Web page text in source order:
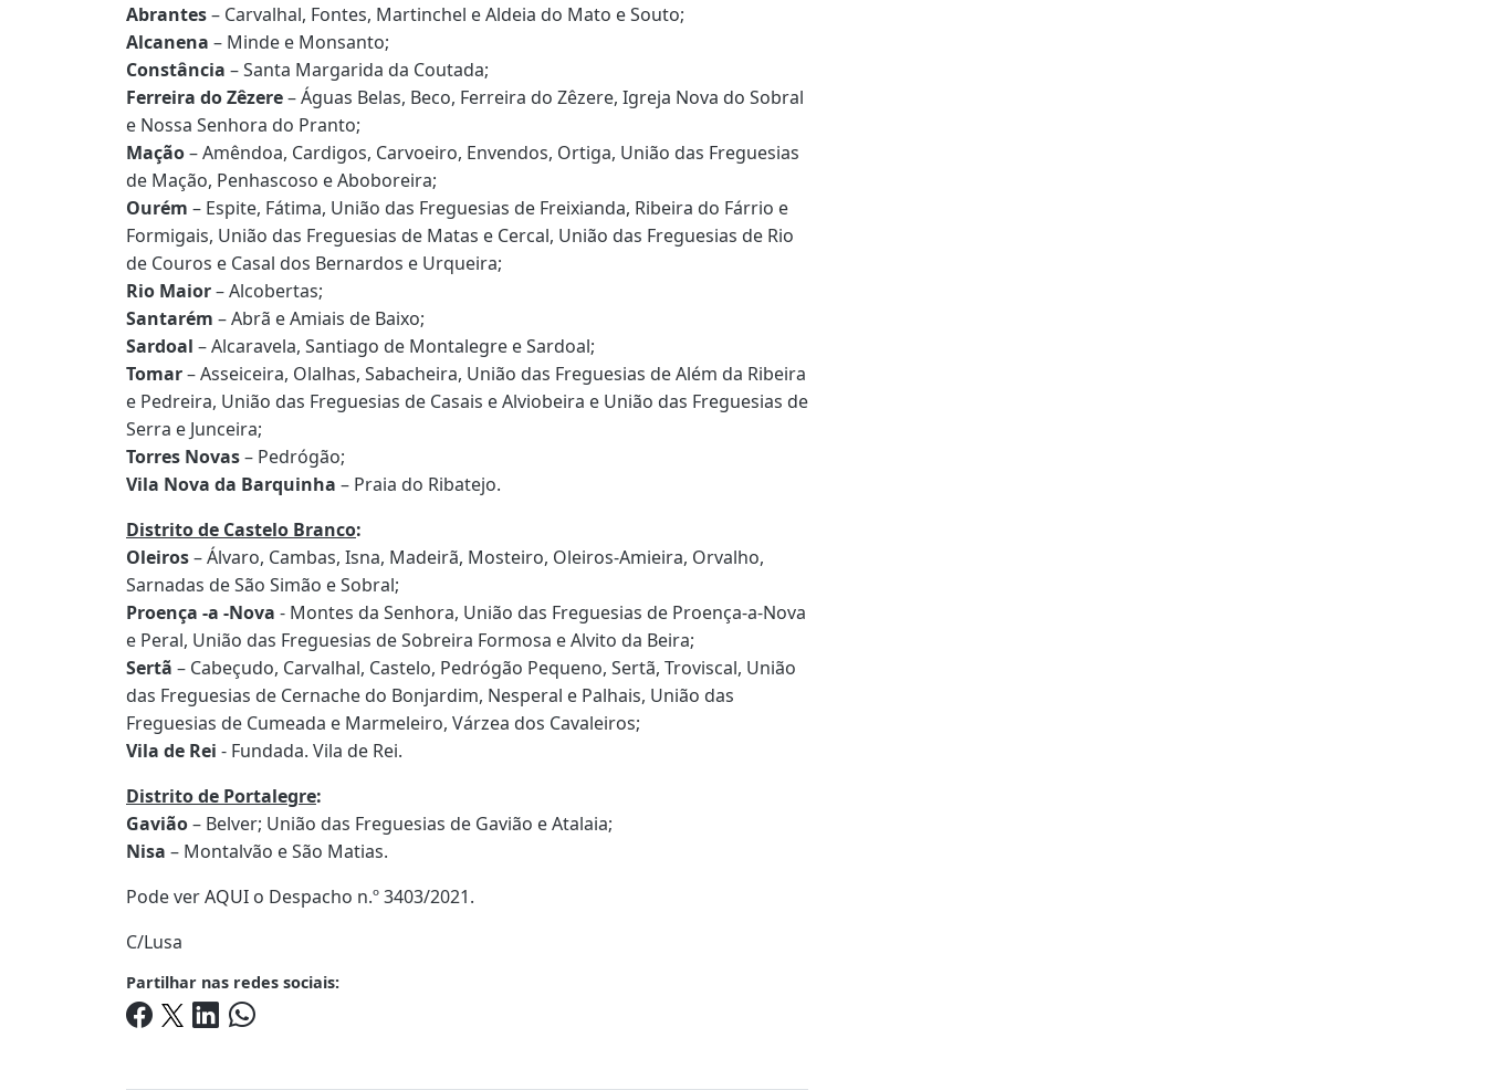
Abrantes– Carvalhal, Fontes, Martinchel e Aldeia do Mato e Souto;
Alcanena – Minde e Monsanto;
Constância – Santa Margarida da Coutada;
Ferreira do Zêzere– Águas Belas, Beco, Ferreira do Zêzere, Igreja Nova do Sobral
e Nossa Senhora do Pranto;
Mação– Amêndoa, Cardigos, Carvoeiro, Envendos, Ortiga, União das Freguesias
de Mação, Penhascoso e Aboboreira;
Ourém – Espite, Fátima, União das Freguesias de Freixianda, Ribeira do Fárrio e
Formigais, União das Freguesias de Matas e Cercal, União das Freguesias de Rio
de Couros e Casal dos Bernardos e Urqueira;
Rio Maior– Alcobertas;
Santarém – Abrã e Amiais de Baixo;
Sardoal – Alcaravela, Santiago de Montalegre e Sardoal;
Tomar– Asseiceira, Olalhas, Sabacheira, União das Freguesias de Além da Ribeira
e Pedreira, União das Freguesias de Casais e Alviobeira e União das Freguesias de
Serra e Junceira;
Torres Novas– Pedrógão;
Vila Nova da Barquinha – Praia do Ribatejo.
Distrito de Castelo Branco:
Oleiros– Álvaro, Cambas, Isna, Madeirã, Mosteiro, Oleiros-Amieira, Orvalho,
Sarnadas de São Simão e Sobral;
Proença -a -Nova - Montes da Senhora, União das Freguesias de Proença-a-Nova
e Peral, União das Freguesias de Sobreira Formosa e Alvito da Beira;
Sertã – Cabeçudo, Carvalhal, Castelo, Pedrógão Pequeno, Sertã, Troviscal, União
das Freguesias de Cernache do Bonjardim, Nesperal e Palhais, União das
Freguesias de Cumeada e Marmeleiro, Várzea dos Cavaleiros;
Vila de Rei - Fundada. Vila de Rei.
Distrito de Portalegre:
Gavião– Belver; União das Freguesias de Gavião e Atalaia;
Nisa – Montalvão e São Matias.
Pode verAQUI o Despacho n.º 3403/2021.
C/Lusa
Partilhar nas redes sociais: